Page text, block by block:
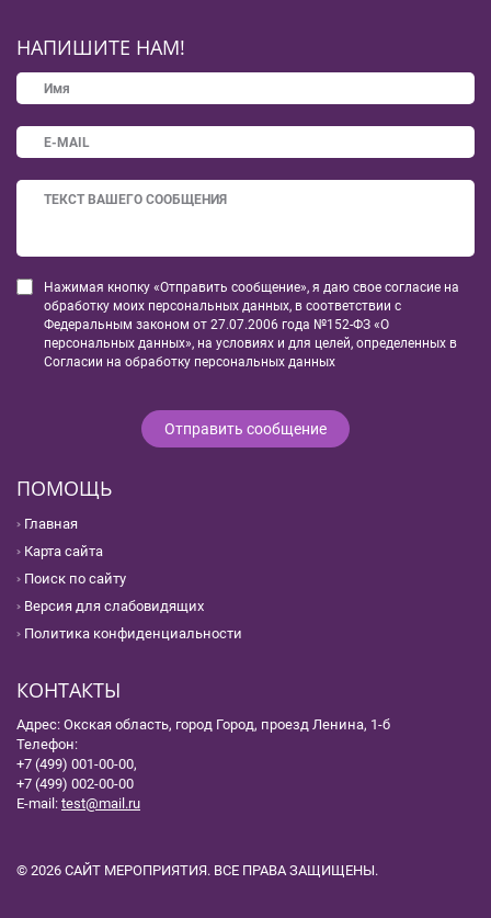
НАПИШИТЕ НАМ!
Нажимая кнопку «Отправить сообщение», я даю свое согласие на
обработку моих персональных данных, в соответствии с
Федеральным законом от 27.07.2006 года №152-ФЗ «О
персональных данных», на условиях и для целей, определенных в
Согласии на обработку персональных данных
ПОМОЩЬ
Главная
Карта сайта
Поиск по сайту
Версия для слабовидящих
Политика конфиденциальности
КОНТАКТЫ
Адрес: Окская область, город Город, проезд Ленина, 1-б
Телефон:
+7 (499) 001-00-00,
+7 (499) 002-00-00
E-mail: test@mail.ru
© 2026 САЙТ МЕРОПРИЯТИЯ. ВСЕ ПРАВА ЗАЩИЩЕНЫ.